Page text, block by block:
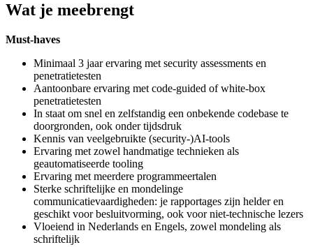
Wat je meebrengt
Must-haves
Minimaal 3 jaar ervaring met security assessments en
penetratietesten
Aantoonbare ervaring met code-guided of white-box
penetratietesten
In staat om snel en zelfstandig een onbekende codebase te
doorgronden, ook onder tijdsdruk
Kennis van veelgebruikte (security-)AI-tools
Ervaring met zowel handmatige technieken als
geautomatiseerde tooling
Ervaring met meerdere programmeertalen
Sterke schriftelijke en mondelinge
communicatievaardigheden: je rapportages zijn helder en
geschikt voor besluitvorming, ook voor niet-technische lezers
Vloeiend in Nederlands en Engels, zowel mondeling als
schriftelijk